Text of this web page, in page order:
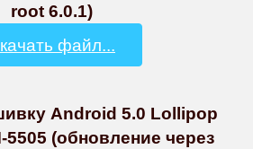
root 6.0.1)
файл...
Android 5.0 Lollipop
5505 (обновление через